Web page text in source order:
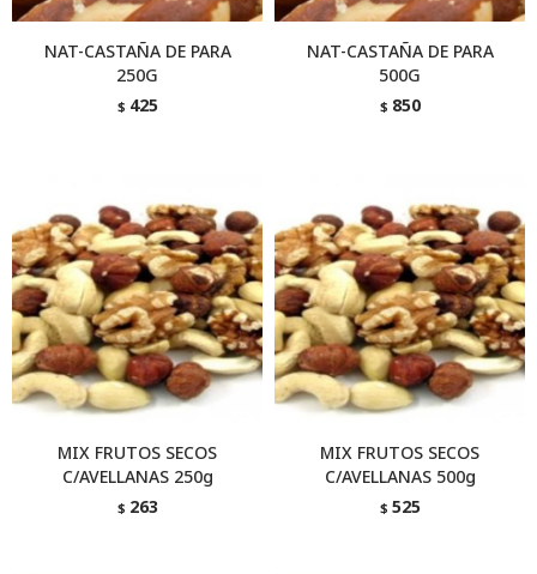
NAT-CASTAÑA DE PARA
250G
$ 425
NAT-CASTAÑA DE PARA
500G
$ 850
MIX FRUTOS SECOS
C/AVELLANAS 250g
$ 263
MIX FRUTOS SECOS
C/AVELLANAS 500g
$ 525